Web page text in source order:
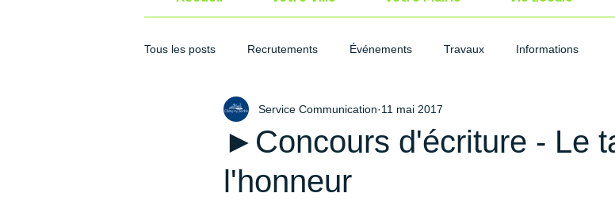
Tous les posts Recrutements Événements Travaux Informations
►Concours d'écriture - Le
l'honneur
Service Communication 11 mai 2017